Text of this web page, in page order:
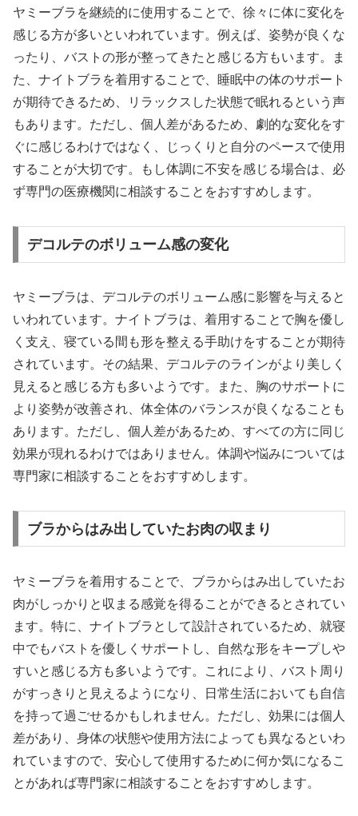
ヤミーブラを継続的に使用することで、徐々に体に変化を
感じる方が多いといわれています。例えば、姿勢が良くな
ったり、バストの形が整ってきたと感じる方もいます。ま
た、ナイトブラを着用することで、睡眠中の体のサポート
が期待できるため、リラックスした状態で眠れるという声
もあります。ただし、個人差があるため、劇的な変化をす
ぐに感じるわけではなく、じっくりと自分のペースで使用
することが大切です。もし体調に不安を感じる場合は、必
ず専門の医療機関に相談することをおすすめします。
デコルテのボリューム感の変化
ヤミーブラは、デコルテのボリューム感に影響を与えると
いわれています。ナイトブラは、着用することで胸を優し
く支え、寝ている間も形を整える手助けをすることが期待
されています。その結果、デコルテのラインがより美しく
見えると感じる方も多いようです。また、胸のサポートに
より姿勢が改善され、体全体のバランスが良くなることも
あります。ただし、個人差があるため、すべての方に同じ
効果が現れるわけではありません。体調や悩みについては
専門家に相談することをおすすめします。
ブラからはみ出していたお肉の収まり
ヤミーブラを着用することで、ブラからはみ出していたお
肉がしっかりと収まる感覚を得ることができるとされてい
ます。特に、ナイトブラとして設計されているため、就寝
中でもバストを優しくサポートし、自然な形をキープしや
すいと感じる方も多いようです。これにより、バスト周り
がすっきりと見えるようになり、日常生活においても自信
を持って過ごせるかもしれません。ただし、効果には個人
差があり、身体の状態や使用方法によっても異なるといわ
れていますので、安心して使用するために何か気になるこ
とがあれば専門家に相談することをおすすめします。